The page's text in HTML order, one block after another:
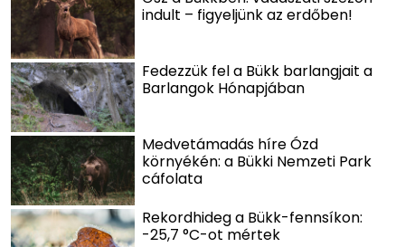
indult – figyeljünk az erdőben!
Fedezzük fel a Bükk barlangjait a
Barlangok Hónapjában
Medvetámadás híre Ózd
környékén: a Bükki Nemzeti Park
cáfolata
Rekordhideg a Bükk-fennsíkon:
-25,7 °C-ot mértek